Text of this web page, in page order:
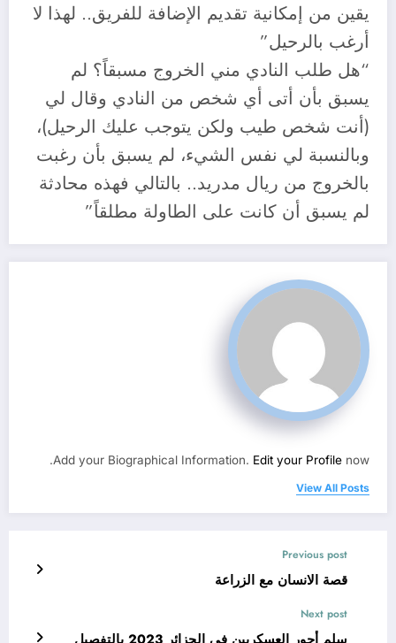
يقين من إمكانية تقديم الإضافة للفريق.. لهذا لا
أرغب بالرحيل”
“هل طلب النادي مني الخروج مسبقاً؟ لم
يسبق بأن أتى أي شخص من النادي وقال لي
(أنت شخص طيب ولكن يتوجب عليك الرحيل)،
وبالنسبة لي نفس الشيء، لم يسبق بأن رغبت
بالخروج من ريال مدريد.. بالتالي فهذه محادثة
لم يسبق أن كانت على الطاولة مطلقاً”
Add your Biographical Information. Edit your Profile now.
View All Posts
Previous post
قصة الانسان مع الزراعة
Next post